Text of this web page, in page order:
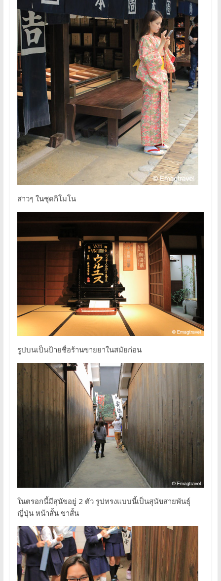
สาวๆ ในชุดกิโมโน
รูปบนเป็นป้ายชื่อร้านขายยาในสมัยก่อน
ในตรอกนี้มีสุนัขอยู่ 2 ตัว รูปทรงแบบนี้เป็นสุนัขสายพันธุ์
ญี่ปุ่น หน้าสั้น ขาสั้น